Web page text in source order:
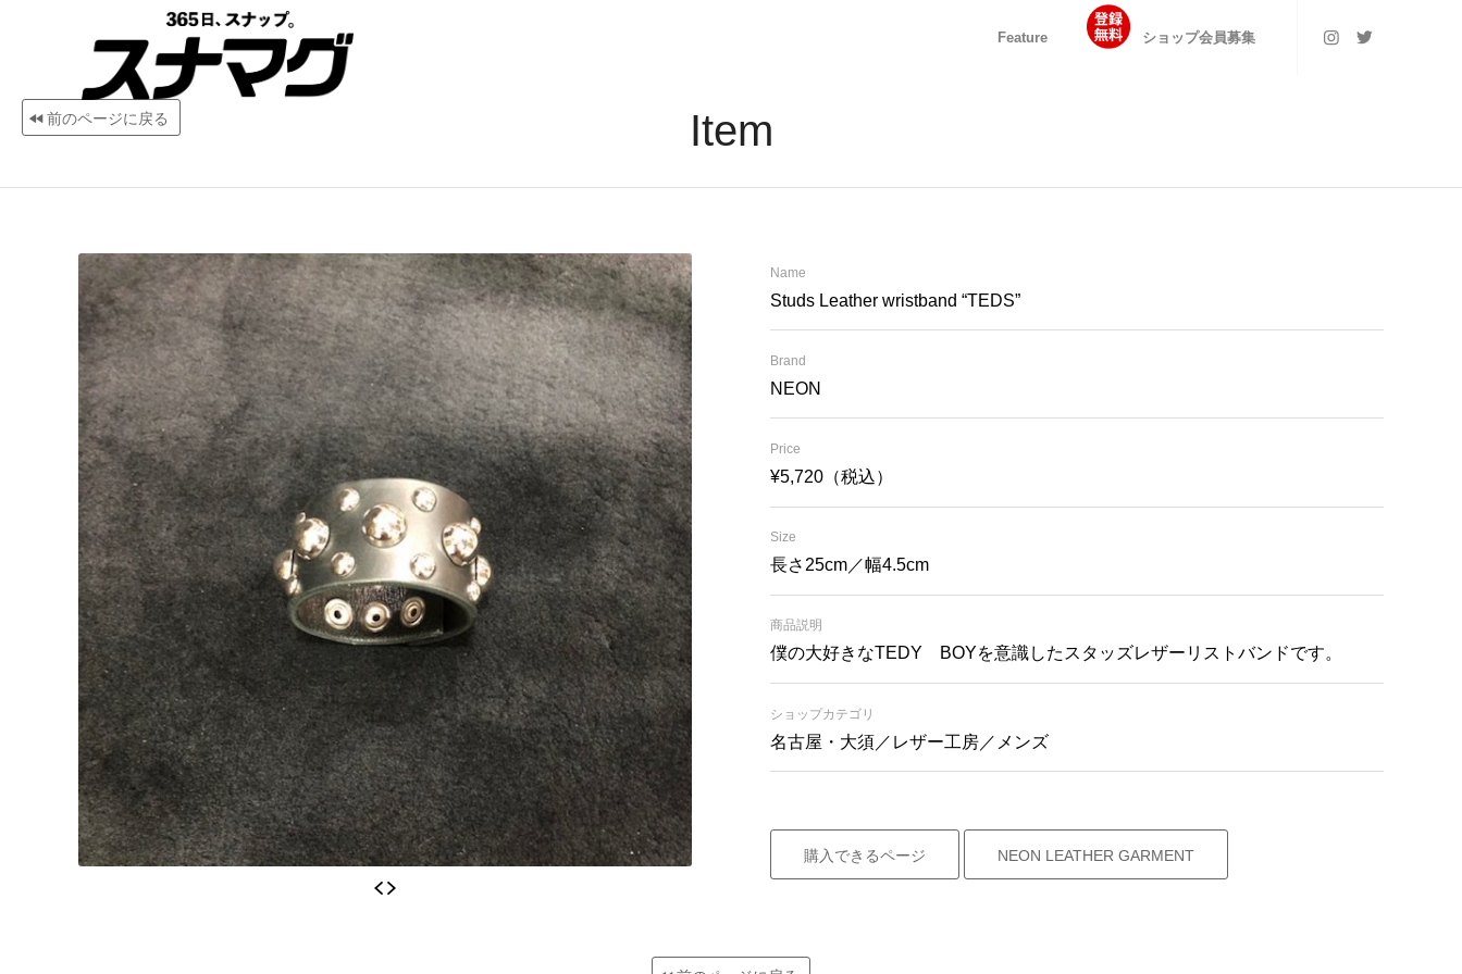
Feature ショップ会員募集
前のページに戻る Item
Name
Studs Leather wristband “TEDS”
Brand
NEON
Price
¥5,720（税込）
Size
長さ25cm／幅4.5cm
商品説明
僕の大好きなTEDY BOYを意識したスタッズレザーリストバンドです。
ショップカテゴリ
名古屋・大須／レザー工房／メンズ
購入できるページ NEON LEATHER GARMENT